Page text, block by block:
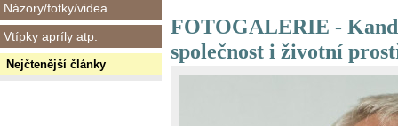
Názory/fotky/videa
Vtípky apríly atp.
Nejčtenější články
FOTOGALERIE -
společnost i životní